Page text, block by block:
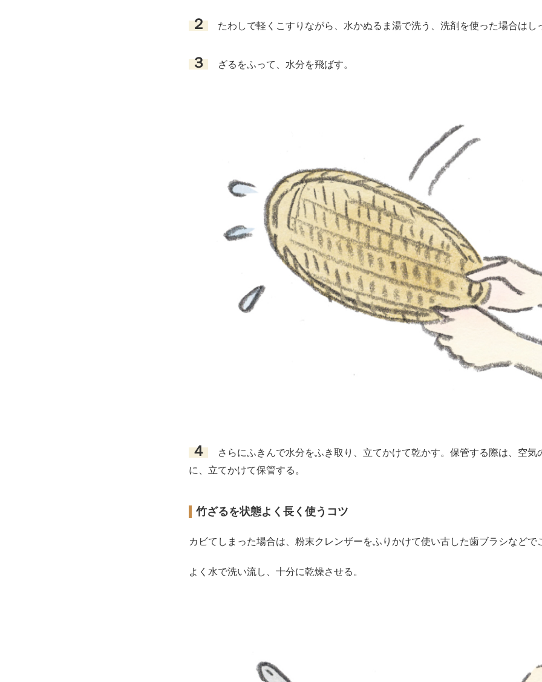
２ たわしで軽くこすりながら、水かぬるま湯で洗う、洗剤を使った場合はし
３ ざるをふって、水分を飛ばす。
４
さらにふきんで水分をふき取り、立てかけて乾かす。保管する際は、空気
に、立てかけて保管する。
竹ざるを状態よく長く使うコツ
カビてしまった場合は、粉末クレンザーをふりかけて使い古した歯ブラシなどで
よく水で洗い流し、十分に乾燥させる。